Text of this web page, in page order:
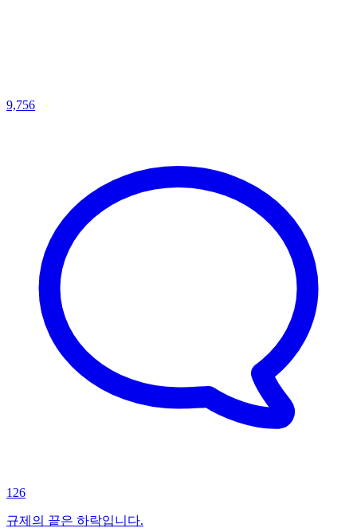
9,756
126
규제의 끝은 하락입니다.